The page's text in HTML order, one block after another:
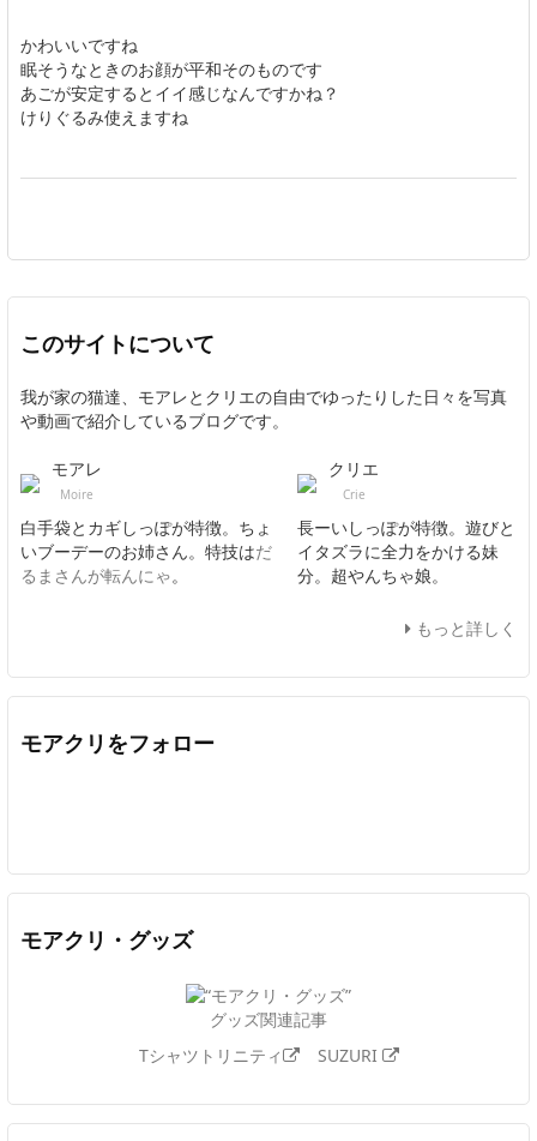
かわいいですね
眠そうなときのお顔が平和そのものです
あごが安定するとイイ感じなんですかね？
けりぐるみ使えますね
このサイトについて
我が家の猫達、モアレとクリエの自由でゆったりした日々を写真
や動画で紹介しているブログです。
モアレ
Moire
白手袋とカギしっぽが特徴。ちょ
いブーデーのお姉さん。特技はだ
るまさんが転んにゃ。
クリエ
Crie
長ーいしっぽが特徴。遊びと
イタズラに全力をかける妹
分。超やんちゃ娘。
もっと詳しく
モアクリをフォロー
モアクリ・グッズ
グッズ関連記事
Tシャツトリニティ
SUZURI